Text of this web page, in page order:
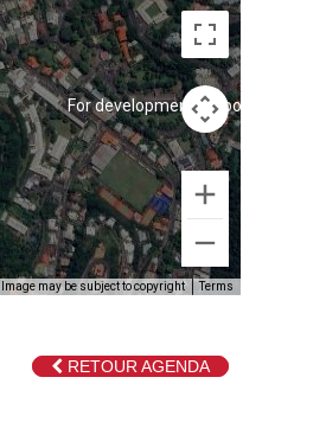
For development purposes only
Image may be subject to copyright Terms
RETOUR AGENDA